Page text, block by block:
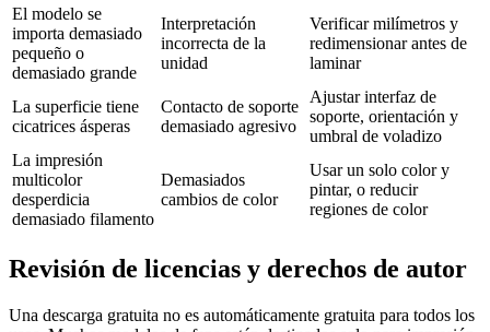
El modelo se
importa demasiado
pequeño o
demasiado grande
Interpretación
incorrecta de la
unidad
Verificar milímetros y
redimensionar antes de
laminar
La superficie tiene
cicatrices ásperas
Contacto de soporte
demasiado agresivo
Ajustar interfaz de
soporte, orientación y
umbral de voladizo
La impresión
multicolor
desperdicia
demasiado filamento
Demasiados
cambios de color
Usar un solo color y
pintar, o reducir
regiones de color
Revisión de licencias y derechos de autor
Una descarga gratuita no es automáticamente gratuita para todos los